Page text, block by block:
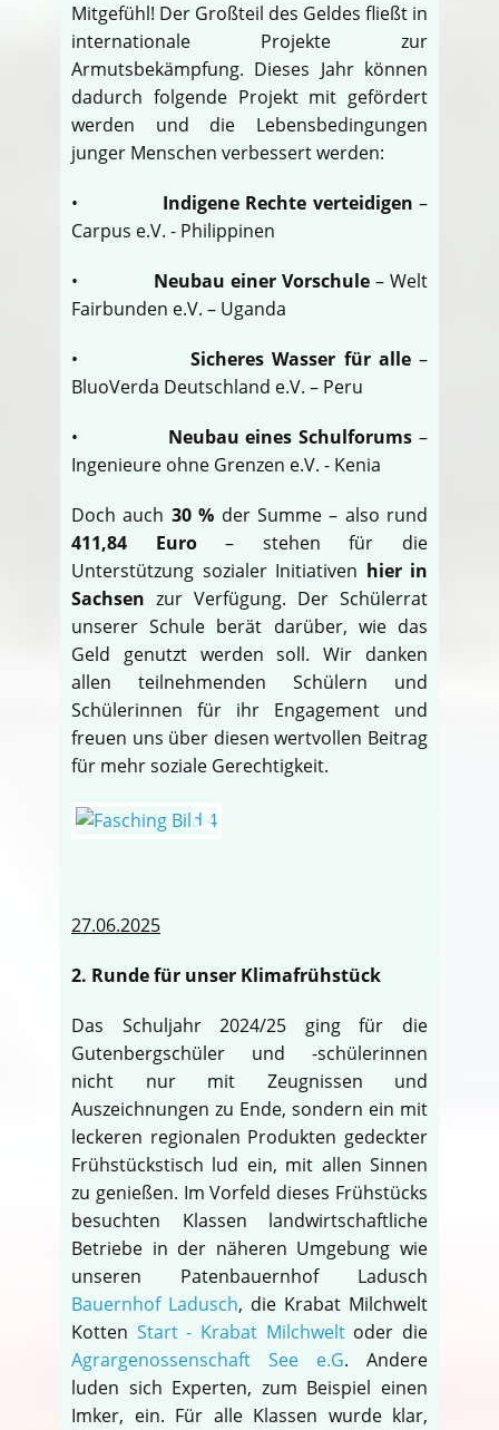
Mitgefühl! Der Großteil des Geldes fließt in
internationale Projekte zur
Armutsbekämpfung. Dieses Jahr können
dadurch folgende Projekt mit gefördert
werden und die Lebensbedingungen
junger Menschen verbessert werden:
• Indigene Rechte verteidigen –
Carpus e.V. - Philippinen
• Neubau einer Vorschule – Welt
Fairbunden e.V. – Uganda
•Sicheres Wasser für alle–
BluoVerda Deutschland e.V. – Peru
• Neubau eines Schulforums –
Ingenieure ohne Grenzen e.V. - Kenia
Doch auch 30 % der Summe – also rund
411,84 Euro– stehen für die
Unterstützung sozialer Initiativen hier in
Sachsen zur Verfügung. Der Schülerrat
unserer Schule berät darüber, wie das
Geld genutzt werden soll. Wir danken
allen teilnehmenden Schülern und
Schülerinnen für ihr Engagement und
freuen uns über diesen wertvollen Beitrag
für mehr soziale Gerechtigkeit.
27.06.2025
2. Runde für unser Klimafrühstück
Das Schuljahr 2024/25 ging für die
Gutenbergschüler und -schülerinnen
nicht nur mit Zeugnissen und
Auszeichnungen zu Ende, sondern ein mit
leckeren regionalen Produkten gedeckter
Frühstückstisch lud ein, mit allen Sinnen
zu genießen. Im Vorfeld dieses Frühstücks
besuchten Klassen landwirtschaftliche
Betriebe in der näheren Umgebung wie
unseren Patenbauernhof Ladusch
Bauernhof Ladusch, die Krabat Milchwelt
Kotten Start - Krabat Milchweltoder die
Agrargenossenschaft See e.G. Andere
luden sich Experten, zum Beispiel einen
Imker, ein. Für alle Klassen wurde klar,